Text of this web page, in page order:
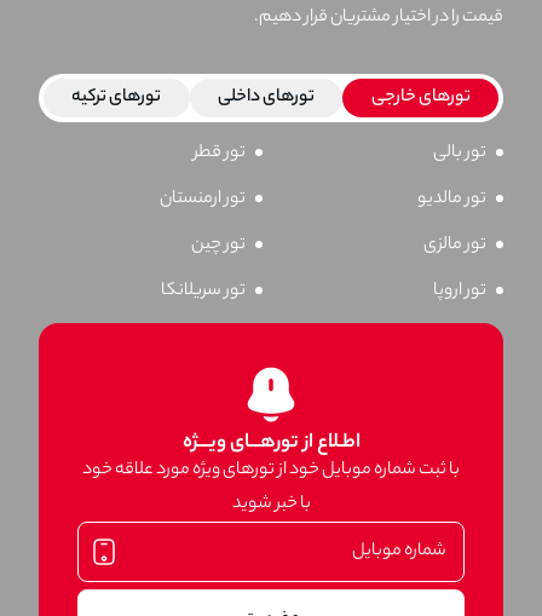
قیمت را در اختیار مشتریان قرار دهیم.
تورهای خارجی تورهای داخلی
تورهای ترکیه
تور بالی
تور قطر
تور مالدیو
تور ارمنستان
تور مالزی
تور چین
تور اروپا
تور سریلانکا
اطـلاع از تورهـــای ویـــژه
با ثبت شماره موبایل خود از تورهای ویژه مورد علاقه خود
با خبر شوید